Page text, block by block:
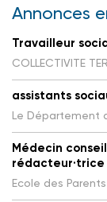
Annonces
Travailleur
COLLECTIVITE
assistants
Le Département
Médecin
rédacteur·trice
Ecole des